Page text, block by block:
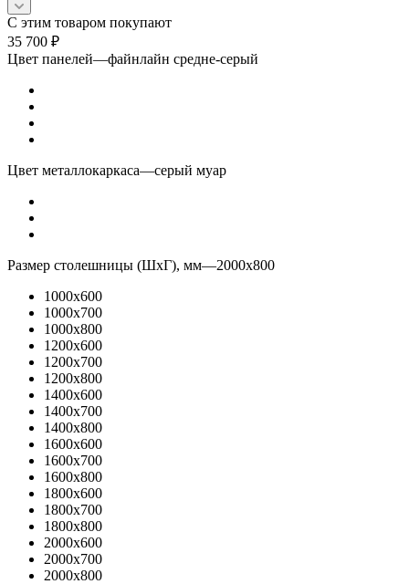
С этим товаром покупают
35 700 ₽
Цвет панелей—файнлайн средне-серый
Цвет металлокаркаса—серый муар
Размер столешницы (ШхГ), мм—2000x800
1000x600
1000x700
1000x800
1200x600
1200x700
1200x800
1400x600
1400x700
1400x800
1600x600
1600x700
1600x800
1800x600
1800x700
1800x800
2000x600
2000x700
2000x800